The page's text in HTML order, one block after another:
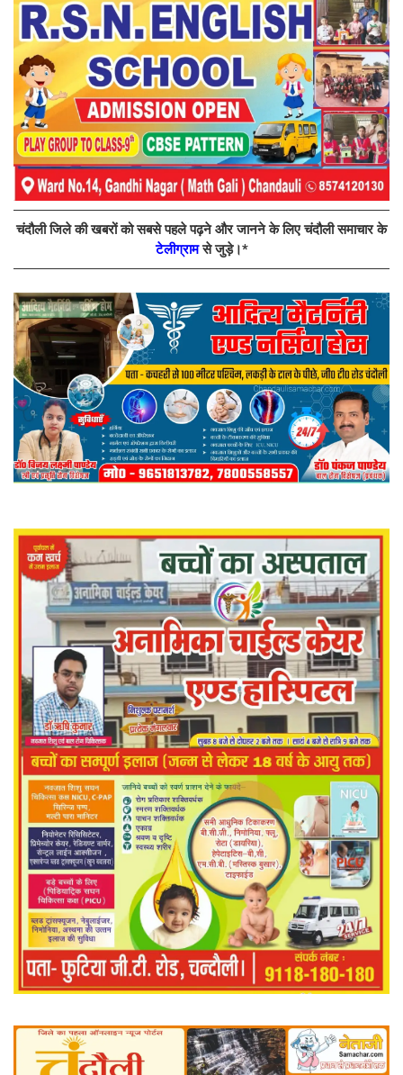
चंदौली जिले की खबरों को सबसे पहले पढ़ने और जानने के लिए चंदौली समाचार के
टेलीग्रामसे जुड़े।*